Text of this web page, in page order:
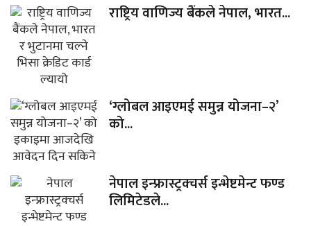
राष्ट्रिय वाणिज्य बैंकले नेपाल, भारत...
‘ग्लोबल आइएमई समुन्न योजना–२’
को...
नेपाल इन्फ्रास्ट्रक्चर्स इन्भेष्टमेन्ट फण्ड
लिमिटेडले...